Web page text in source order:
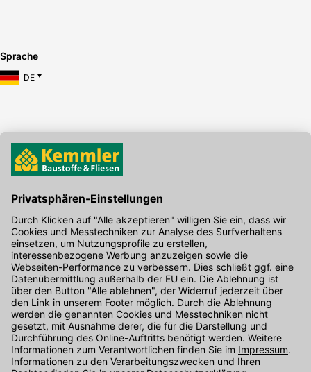
Sprache
DE
Hier gibt's die kostenlose App
Kontakt
Unser Onlineshop Team ist montags bis freitags von 08:00 - 17:00
Uhr unter der Telefonnummer07071 / 151-151für Sie erreichbar.
Alternativ können Sie unser Kontaktformular nutzen.
Den Kontakt direkt in unsere Niederlassungen finden Sie hier
Folgen Sie uns auf: